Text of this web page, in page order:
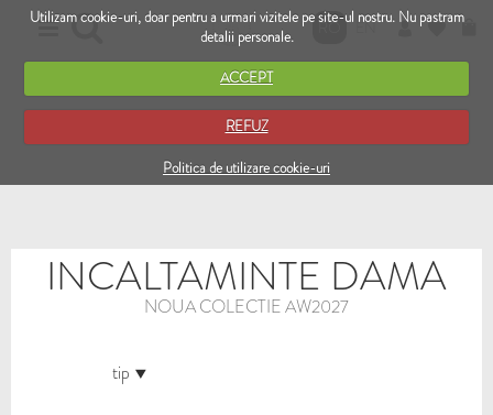
Utilizam cookie-uri, doar pentru a urmari vizitele pe site-ul nostru. Nu pastram
detalii personale.
ACCEPT
REFUZ
Politica de utilizare cookie-uri
RO EN
INCALTAMINTE DAMA
NOUA COLECTIE AW2027
tip